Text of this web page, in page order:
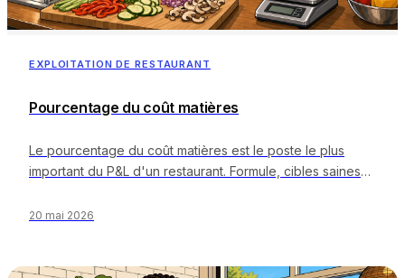
EXPLOITATION DE RESTAURANT
Pourcentage du coût matières
Le pourcentage du coût matières est le poste le plus
important du P&L d'un restaurant. Formule, cibles saines
20 mai 2026